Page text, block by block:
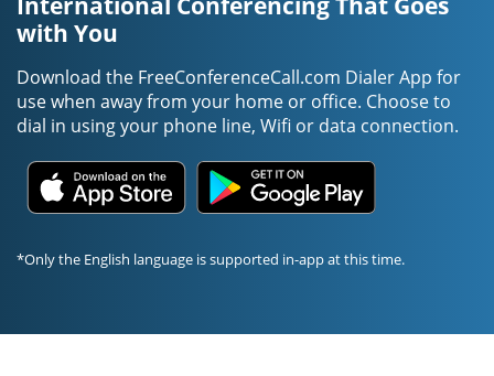
with You
Download the FreeConferenceCall.com Dialer App for
use when away from your home or office. Choose to
dial in using your phone line, Wifi or data connection.
*Only the English language is supported in-app at this time.